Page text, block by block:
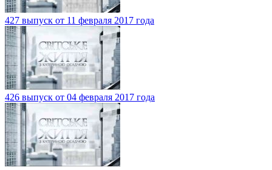
427 выпуск от 11 февраля 2017 года
426 выпуск от 04 февраля 2017 года